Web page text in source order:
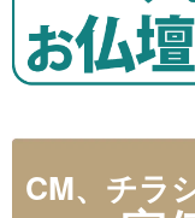
CM、チラ